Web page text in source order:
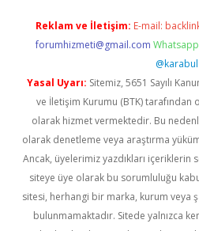
Reklam ve İletişim: E-mail:
forumhizmeti@gmail.com
@karabul
Yasal Uyarı: Sitemiz, 5651 Sayılı
ve İletişim Kurumu (BTK) tarafından
olarak hizmet vermektedir. Bu
olarak denetleme veya araştırma
Ancak, üyelerimiz yazdıkları içeriklerin
siteye üye olarak bu sorumluluğu
sitesi, herhangi bir marka, kurum veya
bulunmamaktadır. Sitede yalnızca